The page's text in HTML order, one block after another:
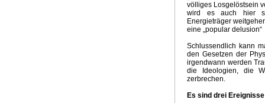
völliges Losgelöstsein
wird es auch hier
Energieträger
eine „popular delusion“
Schlussendlich kann
den Gesetzen der
irgendwann werden
die Ideologien, die
zerbrechen.
Es sind drei